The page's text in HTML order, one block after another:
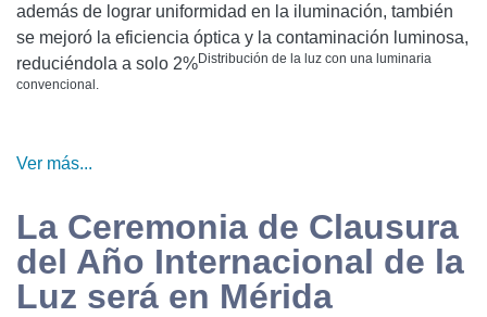
además de lograr uniformidad en la iluminación, también
se mejoró la eficiencia óptica y la contaminación luminosa,
reduciéndola a solo 2%Distribución de la luz con una luminaria
convencional.
Ver más...
La Ceremonia de Clausura
del Año Internacional de la
Luz será en Mérida